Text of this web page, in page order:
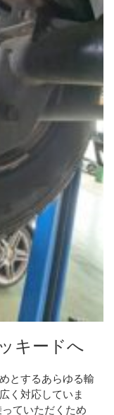
キードへ
とするあらゆる輸
く対応していま
ていただくため